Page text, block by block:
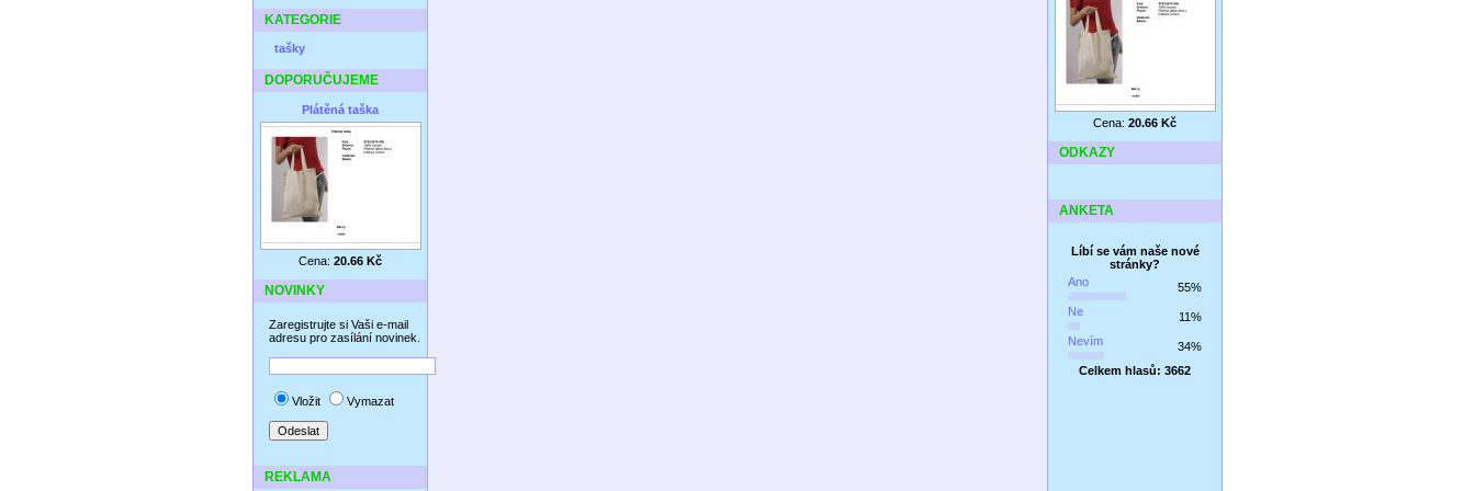
KATEGORIE
tašky
DOPORUČUJEME
Plátěná taška
Cena: 20.66 Kč
NOVINKY
Zaregistrujte si Vaši e-mail
adresu pro zasílání novinek.
Vložit Vymazat
REKLAMA
Cena: 20.66 Kč
ODKAZY
ANKETA
Líbí se vám naše nové
stránky?
Ano
55%
Ne
11%
Nevím
34%
Celkem hlasů: 3662